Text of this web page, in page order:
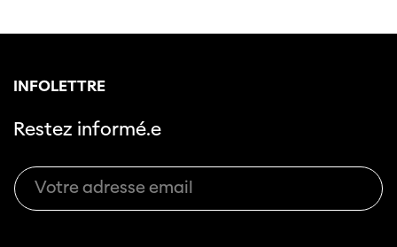
INFOLETTRE
Restez informé.e